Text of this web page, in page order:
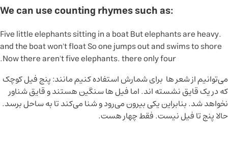
:We can use counting rhymes such as
.Five little elephants sitting in a boat
But elephants are heavy
and the boat won't floatSo one jumps out and swims to shore
.Now there aren't five elephants. there only four
می‌توانیم از شعر ها برای شمارش استفاده کنیم مانند:پنج فیل کوچک
که در یک قایق نشسته اند.اما فیل ها سنگین هستند و قایق شناور
نخواهد شد.بنابراین یکی بیرون می‌رود و شنا می‌کند تا به ساحل برسد.
حالا پنج تا فیل نیست. فقط چهار هست.